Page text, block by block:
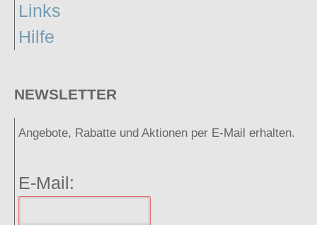
Links
Hilfe
NEWSLETTER
Angebote, Rabatte und Aktionen per E-Mail erhalten.
E-Mail: